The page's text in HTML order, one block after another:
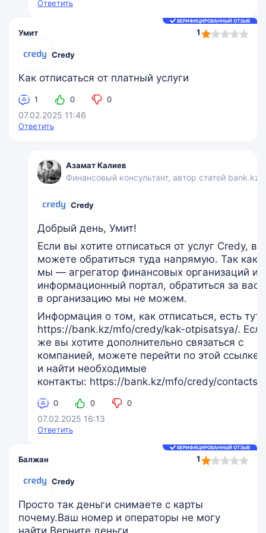
Ответить
Умит
Credy
ВЕРИФИЦИРОВАННЫЙ ОТЗЫВ
1
1,0
Как отписаться от платный услуги
1 0 0
07.02.2025 11:46
Ответить
Азамат Калиев
Финансовый консультант, автор статей bank.kz
Credy
Добрый день, Умит!
Если вы хотите отписаться от услуг Credy, вы
можете обратиться туда напрямую. Так как
мы — агрегатор финансовых организаций и
информационный портал, обратиться за вас
в организацию мы не можем.
Информация о том, как отписаться, есть тут:
https://bank.kz/mfo/credy/kak-otpisatsya/. Если
же вы хотите дополнительно связаться с
компанией, можете перейти по этой ссылке
и найти необходимые
контакты: https://bank.kz/mfo/credy/contacts/.
0 0 0
07.02.2025 16:13
Ответить
Балжан
Credy
ВЕРИФИЦИРОВАННЫЙ ОТЗЫВ
1
1,0
Просто так деньги снимаете с карты
почему.Ваш номер и операторы не могу